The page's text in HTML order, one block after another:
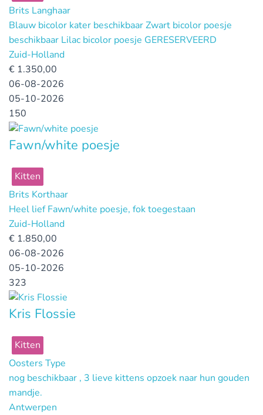
Brits Langhaar
Blauw bicolor kater beschikbaar Zwart bicolor poesje
beschikbaar Lilac bicolor poesje GERESERVEERD
Zuid-Holland
€ 1.350,00
06-08-2026
05-10-2026
150
Fawn/white poesje
Kitten
Brits Korthaar
Heel lief Fawn/white poesje, fok toegestaan
Zuid-Holland
€ 1.850,00
06-08-2026
05-10-2026
323
Kris Flossie
Kitten
Oosters Type
nog beschikbaar , 3 lieve kittens opzoek naar hun gouden
mandje.
Antwerpen